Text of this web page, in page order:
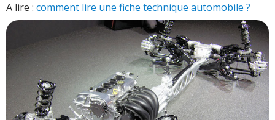
A lire : comment lire une fiche technique automobile ?